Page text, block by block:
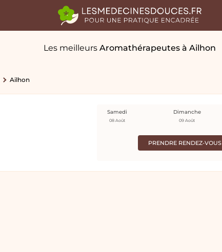
Les meilleurs Aromathérapeutes à Ailhon
Ailhon
PRENDRE RENDEZ-VOUS
Samedi
08 Août
Dimanche
09 Août